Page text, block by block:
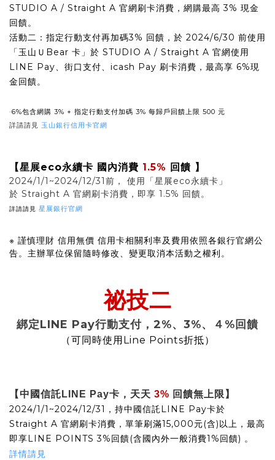
STUDIO A / Straight A 官網刷卡消費，網購最高 3% 現金
回饋。
活動二：指定行動支付再加碼3% 回饋，於 2024/6/30 前使用
「玉山ＵBear 卡」於 STUDIO A / Straight A 官網使用
LINE Pay、街口支付、icash Pay 刷卡消費，最高享 6%現
金回饋。
·6%包含網購 3% + 指定行動支付加碼 3% 每歸戶回饋上限 500 元
詳請請見 玉山銀行信用卡官網
【星展eco永續卡 國內消費 1.5% 回饋 】
2024/1/1~2024/12/31前， 使用「星展eco永續卡」
於 Straight A 官網刷卡消費，即享 1.5% 回饋。
詳請請見 星展銀行官網
※ 謹慎理財 信用無價 信用卡相關利率及費用依照各銀行官網公
告。主辦單位保留隨時修改、變更取消本活動之權利。
祕技二
綁定LINE Pay行動支付，2%、3%、４%回饋
（可同時使用 Line Points折抵）
【中國信託 LINE Pay卡，天天 3% 回饋無上限】
2024/1/1~2024/12/31，持中國信託LINE Pay卡於
Straight A 官網刷卡消費，單筆刷滿15,000元(含)以上，最高
即享LINE POINTS 3%回饋(含國內外一般消費1%回饋) 。
詳情請見